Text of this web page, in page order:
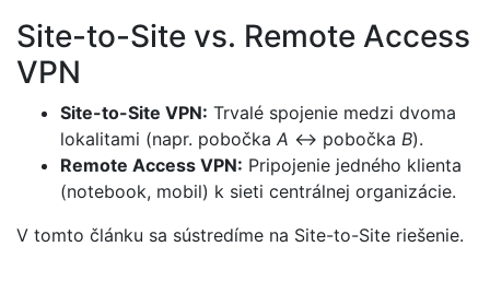
Site-to-Site vs. Remote Access
VPN
Site-to-Site VPN: Trvalé spojenie medzi dvoma
lokalitami (napr. pobočka A ↔ pobočka B).
Remote Access VPN: Pripojenie jedného klienta
(notebook, mobil) k sieti centrálnej organizácie.
V tomto článku sa sústredíme na Site-to-Site riešenie.